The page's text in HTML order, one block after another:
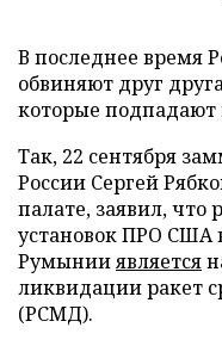
В последнее время
обвиняют друг
которые подпадают
Так, 22 сентября
России Сергей
палате, заявил,
установок ПРО США
Румынииявляется
ликвидации ракет
(РСМД).